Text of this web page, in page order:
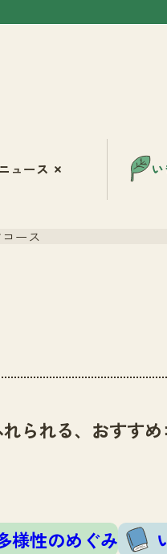
ニュース
ース
られる、おすす
様性のめぐみ